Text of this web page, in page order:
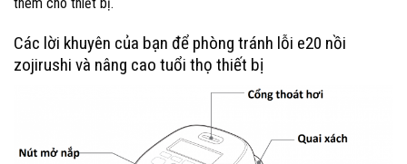
Các lời khuyên của bạn để phòng tránh lỗi e20 nồi
zojirushi và nâng cao tuổi thọ thiết bị